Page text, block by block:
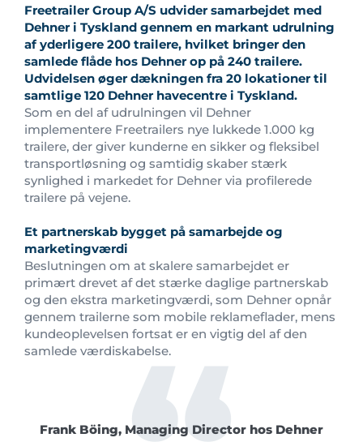
Freetrailer Group A/S udvider samarbejdet med
Dehner i Tyskland gennem en markant udrulning
af yderligere 200 trailere, hvilket bringer den
samlede flåde hos Dehner op på 240 trailere.
Udvidelsen øger dækningen fra 20 lokationer til
samtlige 120 Dehner havecentre i Tyskland.
Som en del af udrulningen vil Dehner
implementere Freetrailers nye lukkede 1.000 kg
trailere, der giver kunderne en sikker og fleksibel
transportløsning og samtidig skaber stærk
synlighed i markedet for Dehner via profilerede
trailere på vejene.
Et partnerskab bygget på samarbejde og
marketingværdi
Beslutningen om at skalere samarbejdet er
primært drevet af det stærke daglige partnerskab
og den ekstra marketingværdi, som Dehner opnår
gennem trailerne som mobile reklameflader, mens
kundeoplevelsen fortsat er en vigtig del af den
samlede værdiskabelse.
Frank Böing, Managing Director hos Dehner